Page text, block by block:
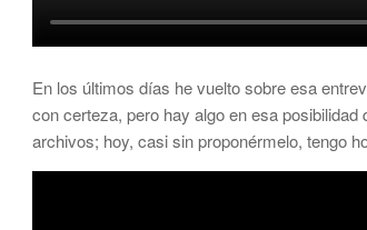
En los últimos días he vuelto sobre esa
con certeza, pero hay algo en esa
archivos; hoy, casi sin proponérmelo, tengo